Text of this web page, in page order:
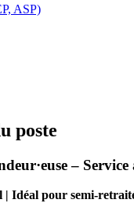
ASP)
poste
–
| Idéal pour semi-